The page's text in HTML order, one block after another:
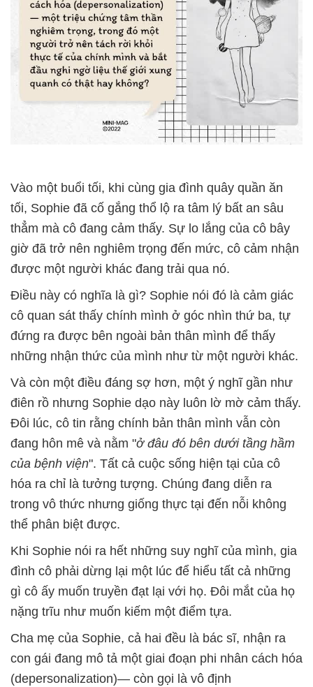
Vào một buổi tối, khi cùng gia đình quây quần ăn
tối, Sophie đã cố gắng thổ lộ ra tâm lý bất an sâu
thẳm mà cô đang cảm thấy. Sự lo lắng của cô bây
giờ đã trở nên nghiêm trọng đến mức, cô cảm nhận
được một người khác đang trải qua nó.
Điều này có nghĩa là gì? Sophie nói đó là cảm giác
cô quan sát thấy chính mình ở góc nhìn thứ ba, tự
đứng ra được bên ngoài bản thân mình để thấy
những nhận thức của mình như từ một người khác.
Và còn một điều đáng sợ hơn, một ý nghĩ gần như
điên rồ nhưng Sophie dạo này luôn lờ mờ cảm thấy.
Đôi lúc, cô tin rằng chính bản thân mình vẫn còn
đang hôn mê và nằm "ở đâu đó bên dưới tầng hầm
của bệnh viện". Tất cả cuộc sống hiện tại của cô
hóa ra chỉ là tưởng tượng. Chúng đang diễn ra
trong vô thức nhưng giống thực tại đến nỗi không
thể phân biệt được.
Khi Sophie nói ra hết những suy nghĩ của mình, gia
đình cô phải dừng lại một lúc để hiểu tất cả những
gì cô ấy muốn truyền đạt lại với họ. Đôi mắt của họ
nặng trĩu như muốn kiếm một điểm tựa.
Cha mẹ của Sophie, cả hai đều là bác sĩ, nhận ra
con gái đang mô tả một giai đoạn phi nhân cách hóa
(depersonalization)— còn gọi là vô định